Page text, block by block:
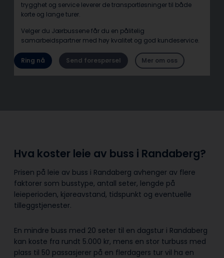
trygghet og service leverer de transportløsninger til både
korte og lange turer.
Velger du Jærbussene får du en pålitelig
samarbeidspartner med høy kvalitet og god kundeservice.
Ring nå Send forespørsel Mer om oss
Hva koster leie av buss i Randaberg?
Prisen på leie av buss i Randaberg avhenger av flere
faktorer som busstype, antall seter, lengde på
leieperioden, kjøreavstand, tidspunkt og eventuelle
tilleggstjenester.
En mindre buss med 20 seter til en dagstur i Randaberg
kan koste fra rundt 5.000 kr, mens en stor turbuss med
plass til 50 passasjerer på en flerdagers tur vil ha en